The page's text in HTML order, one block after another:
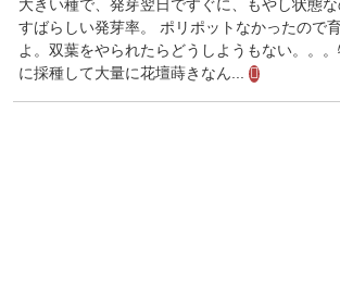
大きい種で、発芽翌日ですぐに、もやし状態
すばらしい発芽率。 ポリポットなかったので
よ。双葉をやられたらどうしようもない。。
に採種して大量に花壇蒔きなん...